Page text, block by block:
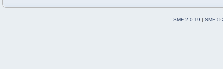
SMF 2.0.19 | SMF ©